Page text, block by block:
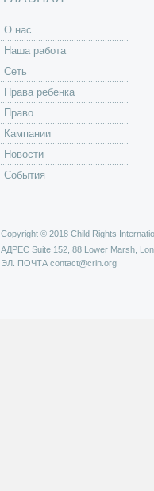
O нас
Наша работа
Сеть
Права ребенка
Право
Кампании
Новости
События
Copyright © 2018 Child Rights
АДРЕС Suite 152, 88 Lower Marsh,
ЭЛ. ПОЧТА contact@crin.org